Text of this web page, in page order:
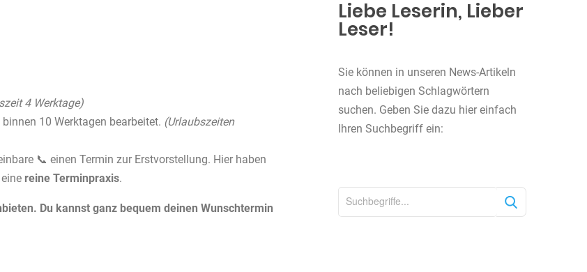
4 Werktage)
10 Werktagen bearbeitet. (Urlaubszeiten
📞 einen Termin zur Erstvorstellung. Hier haben
reine Terminpraxis.
Du kannst ganz bequem deinen Wunschtermin
Liebe Leserin, Lieber
Leser!
Sie können in unseren News-Artikeln
nach beliebigen Schlagwörtern
suchen. Geben Sie dazu hier einfach
Ihren Suchbegriff ein:
u